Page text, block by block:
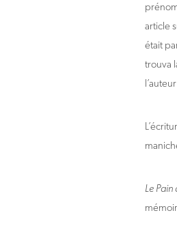
article
était
trouva
Le Pain